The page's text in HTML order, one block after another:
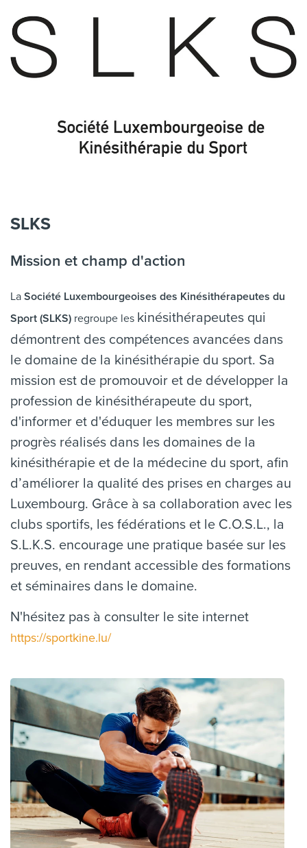
SLKS
Mission et champ d'action
LaSociété Luxembourgeoises des Kinésithérapeutes du
Sport (SLKS) regroupe les kinésithérapeutes qui
démontrent des compétences avancées dans
le domaine de la kinésithérapie du sport. Sa
mission est de promouvoir et de développer la
profession de kinésithérapeute du sport,
d'informer et d'éduquer les membres sur les
progrès réalisés dans les domaines de la
kinésithérapie et de la médecine du sport, afin
d’améliorer la qualité des prises en charges au
Luxembourg. Grâce à sa collaboration avec les
clubs sportifs, les fédérations et le C.O.S.L., la
S.L.K.S. encourage une pratique basée sur les
preuves, en rendant accessible des formations
et séminaires dans le domaine.
N'hésitez pas à consulter le site internet
https://sportkine.lu/